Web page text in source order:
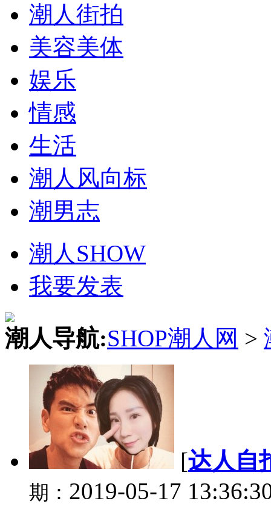
潮人街拍
美容美体
娱乐
情感
生活
潮人风向标
潮男志
潮人SHOW
我要发表
潮人导航:SHOP潮人网 >
[达人自
期： 2019-05-17